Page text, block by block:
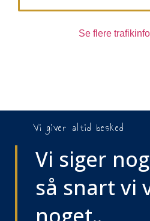
Se flere
Vi giver altid besked
Vi siger
så snart vi